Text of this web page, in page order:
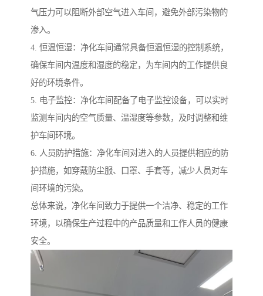
气压力可以阻断外部空气进入车间，避免外部污染物的
渗入。
4. 恒温恒湿：净化车间通常具备恒温恒湿的控制系统，
确保车间内温度和湿度的稳定，为车间内的工作提供良
好的环境条件。
5. 电子监控：净化车间配备了电子监控设备，可以实时
监测车间内的空气质量、温湿度等参数，及时调整和维
护车间环境。
6. 人员防护措施：净化车间对进入的人员提供相应的防
护措施，如穿戴防尘服、口罩、手套等，减少人员对车
间环境的污染。
总体来说，净化车间致力于提供一个洁净、稳定的工作
环境，以确保生产过程中的产品质量和工作人员的健康
安全。